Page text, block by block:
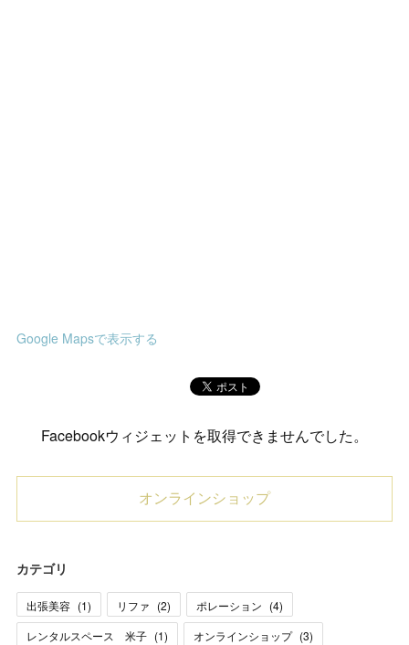
Google Mapsで表示する
Facebookウィジェットを取得できませんでした。
オンラインショップ
カテゴリ
出張美容 (1) リファ (2) ポレーション (4)
レンタルスペース 米子 (1) オンラインショップ (3)